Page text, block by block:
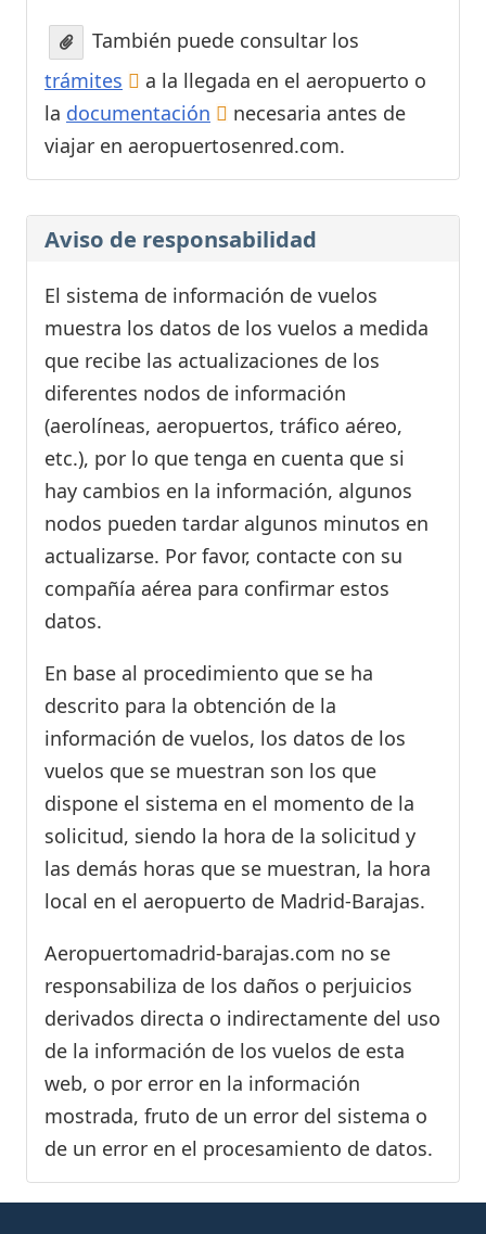
También puede consultar los
trámites
a la llegada en el aeropuerto o
la documentación
necesaria antes de
viajar en aeropuertosenred.com.
Aviso de responsabilidad
El sistema de información de vuelos
muestra los datos de los vuelos a medida
que recibe las actualizaciones de los
diferentes nodos de información
(aerolíneas, aeropuertos, tráfico aéreo,
etc.), por lo que tenga en cuenta que si
hay cambios en la información, algunos
nodos pueden tardar algunos minutos en
actualizarse. Por favor, contacte con su
compañía aérea para confirmar estos
datos.
En base al procedimiento que se ha
descrito para la obtención de la
información de vuelos, los datos de los
vuelos que se muestran son los que
dispone el sistema en el momento de la
solicitud, siendo la hora de la solicitud y
las demás horas que se muestran, la hora
local en el aeropuerto de Madrid-Barajas.
Aeropuertomadrid-barajas.com no se
responsabiliza de los daños o perjuicios
derivados directa o indirectamente del uso
de la información de los vuelos de esta
web, o por error en la información
mostrada, fruto de un error del sistema o
de un error en el procesamiento de datos.